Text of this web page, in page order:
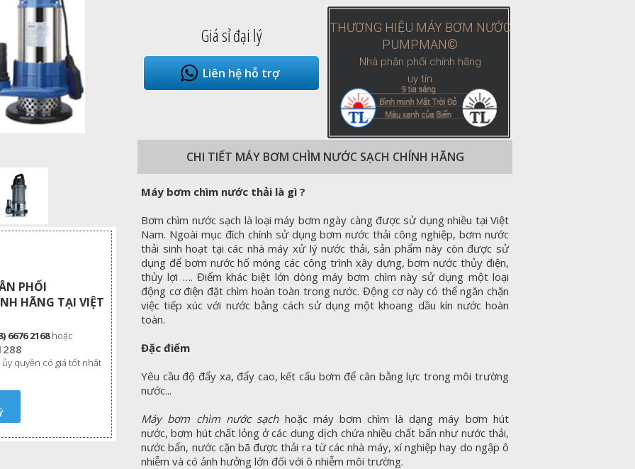
Giá sỉ đại lý
Liên hệ hỗ trợ
THƯƠNG HIỆU MÁY BƠM NƯỚC
PUMPMAN©
Nhà phân phối chính hãng
uy tín
CHI TIẾT MÁY BƠM CHÌM NƯỚC SẠCH CHÍNH HÃNG
Máy bơm chìm nước thải là gì ?
Bơm chìm nước sạch là loại máy bơm ngày càng được sử dụng nhiều tại Việt
Nam. Ngoài mục đích chính sử dụng bơm nước thải công nghiệp, bơm nước
thải sinh hoạt tại các nhà máy xử lý nước thải, sản phẩm này còn được sử
dụng để bơm nước hố móng các công trình xây dựng, bơm nước thủy điện,
thủy lợi …. Điểm khác biệt lớn dòng máy bơm chìm này sử dụng một loại
động cơ điện đặt chìm hoàn toàn trong nước. Động cơ này có thể ngăn chặn
việc tiếp xúc với nước bằng cách sử dụng một khoang dầu kín nước hoàn
toàn.
Đặc điểm
Yêu cầu độ đẩy xa, đẩy cao, kết cấu bơm để cân bằng lực trong môi trường
nước...
Máy bơm chìm nước sạchhoặc máy bơm chìm là dạng máy bơm hút
nước, bơm hút chất lỏng ở các dung dịch chứa nhiều chất bẩn như nước thải,
nước bẩn, nước cặn bã được thải ra từ các nhà máy, xí nghiệp hay do ngập ô
nhiễm và có ảnh hưởng lớn đối với ô nhiễm môi trường.
PHỐI
HÃNG TẠI VIỆT
6676 2168hoặc
quyền có giá tốt nhất